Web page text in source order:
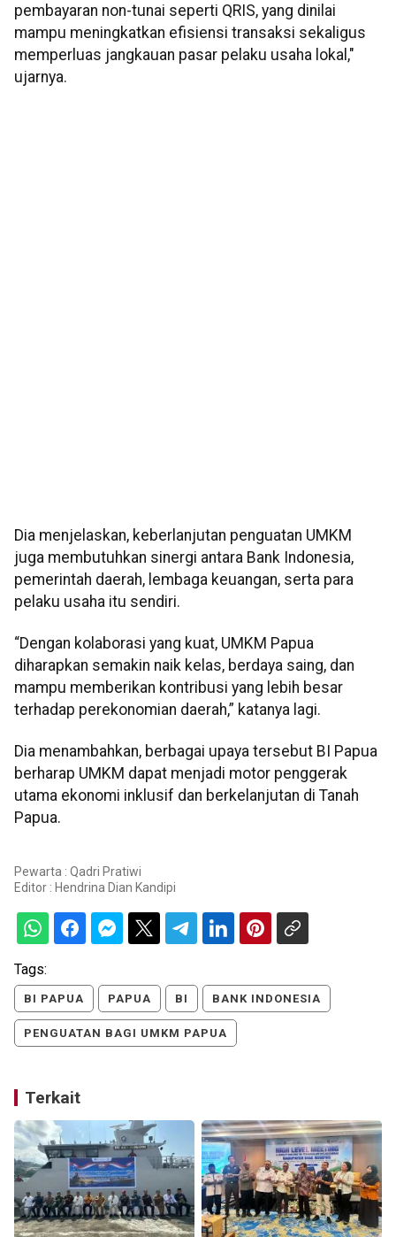
pembayaran non-tunai seperti QRIS, yang dinilai
mampu meningkatkan efisiensi transaksi sekaligus
memperluas jangkauan pasar pelaku usaha lokal,"
ujarnya.
Dia menjelaskan, keberlanjutan penguatan UMKM
juga membutuhkan sinergi antara Bank Indonesia,
pemerintah daerah, lembaga keuangan, serta para
pelaku usaha itu sendiri.
“Dengan kolaborasi yang kuat, UMKM Papua
diharapkan semakin naik kelas, berdaya saing, dan
mampu memberikan kontribusi yang lebih besar
terhadap perekonomian daerah,” katanya lagi.
Dia menambahkan, berbagai upaya tersebut BI Papua
berharap UMKM dapat menjadi motor penggerak
utama ekonomi inklusif dan berkelanjutan di Tanah
Papua.
Pewarta : Qadri Pratiwi
Editor : Hendrina Dian Kandipi
Tags:
BI PAPUA PAPUA BI BANK INDONESIA
PENGUATAN BAGI UMKM PAPUA
Terkait